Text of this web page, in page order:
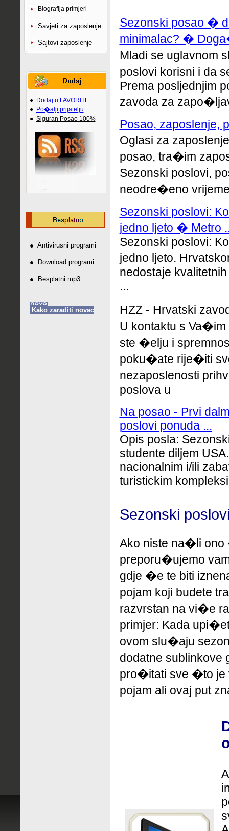
Biografija primjeri
Savjeti za zaposlenje
Sajtovi zaposlenje
● Dodaj u FAVORITE
● Po�alji prijatelju
● Siguran Posao 100%
● Antivirusni programi
● Download programi
● Besplatni mp3
Kako zaraditi novac
Sezonski posao �
minimalac? �
Mladi se uglavnom
poslovi korisni i da
Prema posljednjim
zavoda za
Posao, zaposlenje,
Oglasi za
posao, tra�im
Sezonski poslovi,
neodre�eno
Sezonski poslovi:
jedno ljeto � Metro
Sezonski poslovi:
jedno ljeto.
nedostaje
...
HZZ - Hrvatski
U kontaktu s
ste �elju i
poku�ate rije�iti
nezaposlenosti
poslova u
Na posao - Prvi
poslovi ponuda ...
Opis posla:
studente diljem
nacionalnim i/ili
turistickim
Sezonski
Ako niste na�li
preporu�ujemo
gdje �e te biti
pojam koji budete
razvrstan na vi�e
primjer: Kada
ovom slu�aju
dodatne
pro�itati sve �to je
pojam ali ovaj put